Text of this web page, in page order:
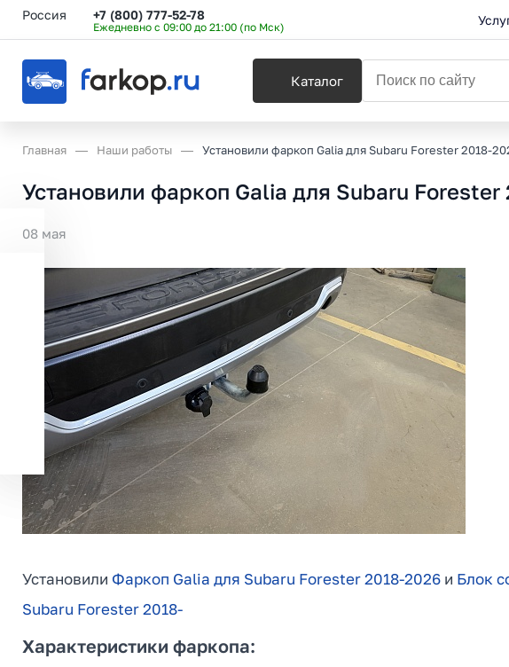
Россия +7 (800) 777-52-78
Ежедневно с 09:00 до 21:00 (по Мск)
Каталог
Главная Наши работы Установили фаркоп Galia для Subaru Forester 2018-
Установили фаркоп Galia для Subaru Forester
08 мая
Установили Фаркоп Galia для Subaru Forester 2018-2026 и Блок
Subaru Forester 2018-
Характеристики фаркопа: